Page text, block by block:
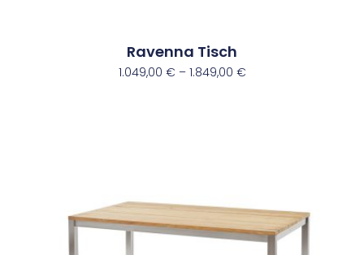
Ravenna Tisch
1.049,00 € – 1.849,00 €